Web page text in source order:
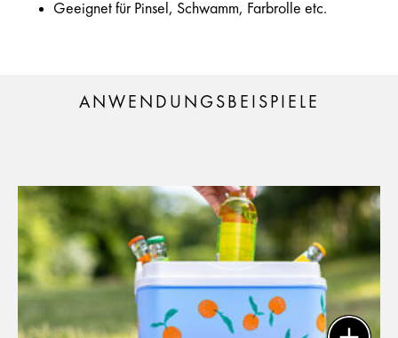
Geeignet für Pinsel, Schwamm, Farbrolle etc.
ANWENDUNGSBEISPIELE